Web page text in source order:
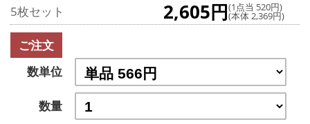
5枚セット 2,605円(1点当 520円)
(本体 2,369円)
ご注文
数単位
数量